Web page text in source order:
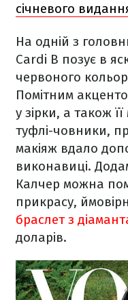
січневого
На одній з
Cardi B позує в
червоного
Помітним
у зірки, а також
туфлі-човники,
макіяж вдало
виконавиці.
Калчер можна
прикрасу,
браслет з
доларів.